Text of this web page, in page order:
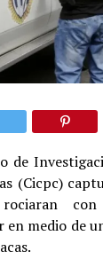
de
(Cicpc)
con
medio de